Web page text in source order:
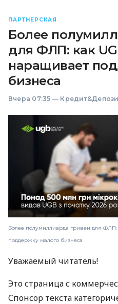
ПАРТНЕРСКАЯ
Более
для ФЛП: как
наращивает
бизнеса
Вчера 07:35 —
Более полумиллиарда гривен для ФЛП:
поддержку малого бизнеса
Уважаемый читатель!
Это страница с
Спонсор текста